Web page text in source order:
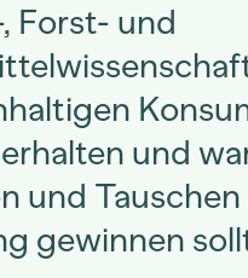
Forst- und
und
und
gewinnen